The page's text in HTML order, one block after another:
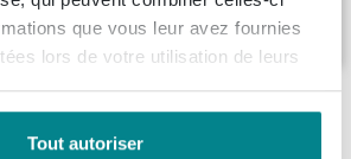
que vous leur avez fournies
lors de votre utilisation de leurs
Tout autoriser
-
achètent avec ce produit